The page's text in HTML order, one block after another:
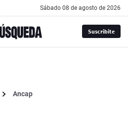
sábado 08 de agosto de 2026
Suscribite
Ancap